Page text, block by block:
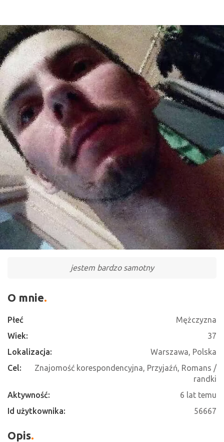
jestem bardzo samotny
O mnie
Płeć
Mężczyzna
Wiek:
37
Lokalizacja:
Warszawa, Polska
Cel:
Znajomość korespondencyjna, Przyjaźń, Romans /
randki
Aktywność:
6 lat temu
Id użytkownika:
56667
Opis